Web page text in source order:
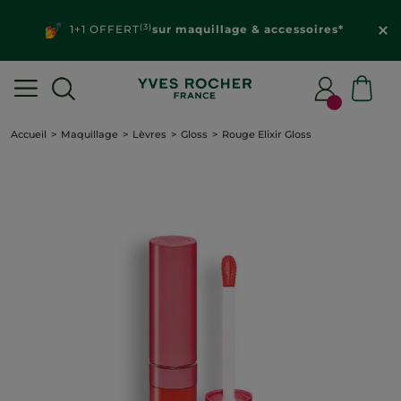
1+1 OFFERT(3)sur maquillage & accessoires*
Accueil Maquillage Lèvres Gloss Rouge Elixir Gloss